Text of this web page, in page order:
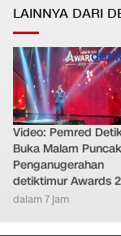
LAINNYA DARI
Video: Pemred
Buka Malam Puncak
Penganugerahan
detiktimur Awards
dalam 7 jam